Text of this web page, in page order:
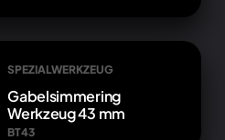
SPEZIALWERKZEUG
Gabelsimmering
Werkzeug 43 mm
BT43